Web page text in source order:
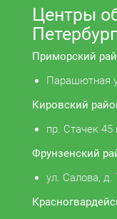
Центры
Приморский
Парашютная
Кировский
пр. Стачек 45
Фрунзенский
ул. Салова, д.